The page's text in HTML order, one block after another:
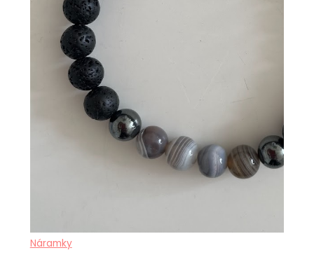
Náramky